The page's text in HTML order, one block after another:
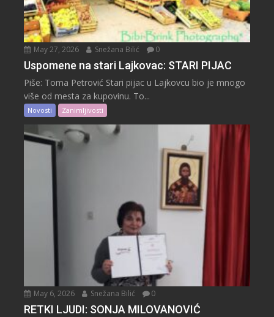
May 27, 2026 Snežana Bilić 0
Uspomene na stari Lajkovac: STARI PIJAC
Piše: Toma Petrović Stari pijac u Lajkovcu bio je mnogo
više od mesta za kupovinu. To...
Novosti Zanimljivosti
May 6, 2026 Snežana Bilić 0
RETKI LJUDI: SONJA MILOVANOVIĆ